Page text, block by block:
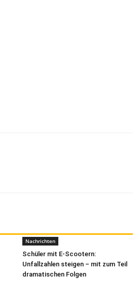
Nachrichten
Schüler mit E-Scootern:
Unfallzahlen steigen – mit zum Teil
dramatischen Folgen